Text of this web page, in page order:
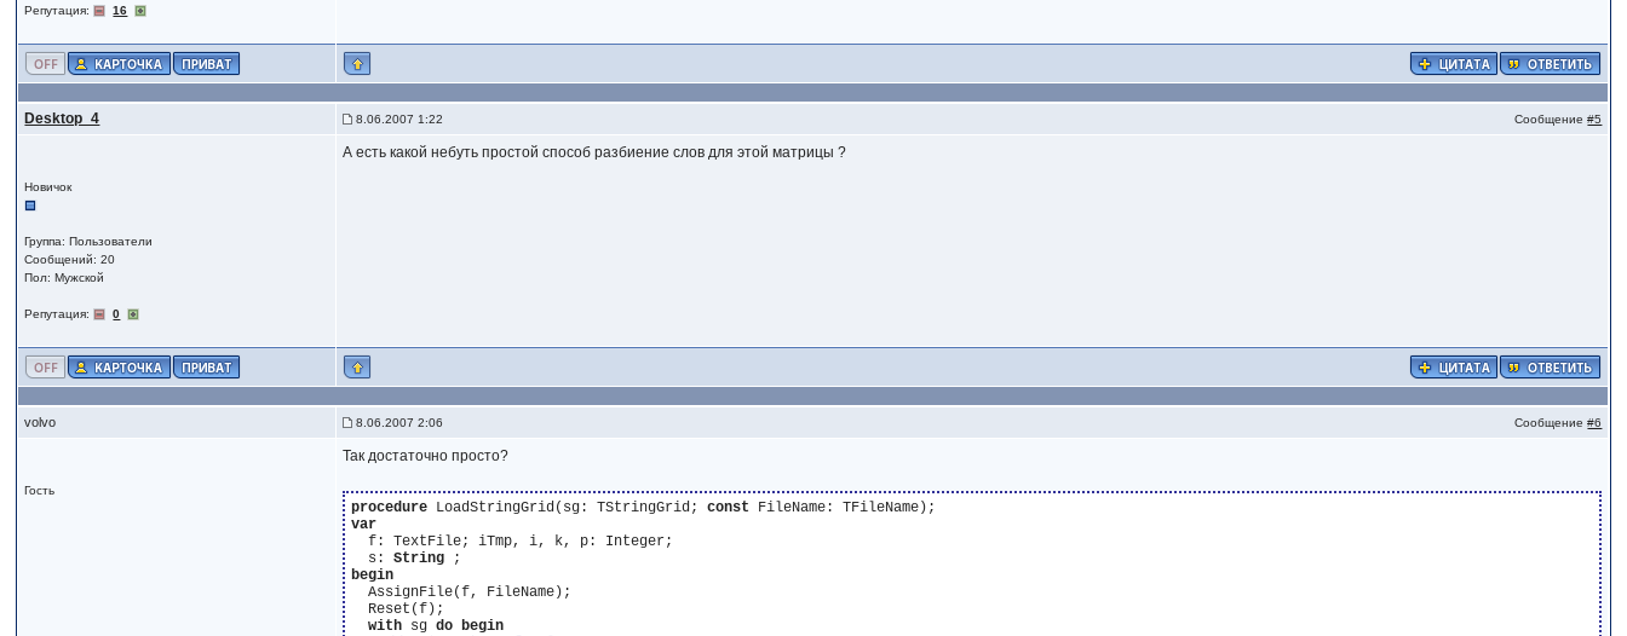
Репутация: 16
Desktop_4 8.06.2007 1:22 Сообщение#5
Новичок
Группа: Пользователи
Сообщений: 20
Пол: Мужской
Репутация: 0
А есть какой небуть простой способ разбиение слов для этой матрицы ?
volvo 8.06.2007 2:06 Сообщение#6
Гость
Так достаточно просто?
procedure LoadStringGrid(sg: TStringGrid; const
var
  f: TextFile; iTmp, i, k, p: Integer;
  s:
String
begin
  AssignFile(f, FileName);
  Reset(f);
with sg do begin